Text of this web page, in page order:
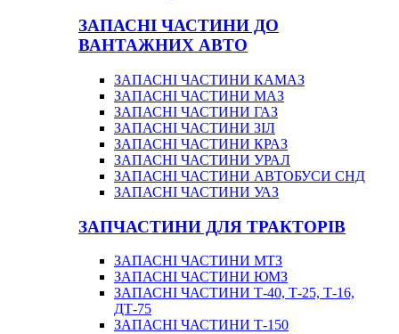
ЗАПАСНІ ЧАСТИНИ ДО
ВАНТАЖНИХ АВТО
ЗАПАСНІ ЧАСТИНИ КАМАЗ
ЗАПАСНІ ЧАСТИНИ МАЗ
ЗАПАСНІ ЧАСТИНИ ГАЗ
ЗАПАСНІ ЧАСТИНИ ЗІЛ
ЗАПАСНІ ЧАСТИНИ КРАЗ
ЗАПАСНІ ЧАСТИНИ УРАЛ
ЗАПАСНІ ЧАСТИНИ АВТОБУСИ СНД
ЗАПАСНІ ЧАСТИНИ УАЗ
ЗАПЧАСТИНИ ДЛЯ ТРАКТОРІВ
ЗАПАСНІ ЧАСТИНИ МТЗ
ЗАПАСНІ ЧАСТИНИ ЮМЗ
ЗАПАСНІ ЧАСТИНИ Т-40, Т-25, Т-16,
ДТ-75
ЗАПАСНІ ЧАСТИНИ Т-150